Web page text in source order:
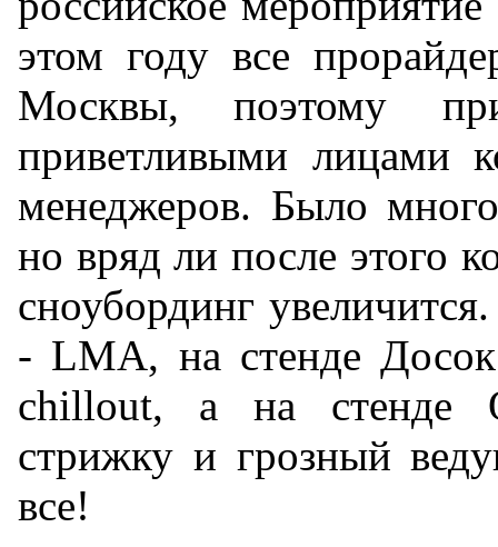
этом году все
Москвы, поэтому
приветливыми лицами
менеджеров. Было
но вряд ли после этого
сноубординг
- LMA, на стенде
chillout, а на стенде
стрижку и грозный
все!